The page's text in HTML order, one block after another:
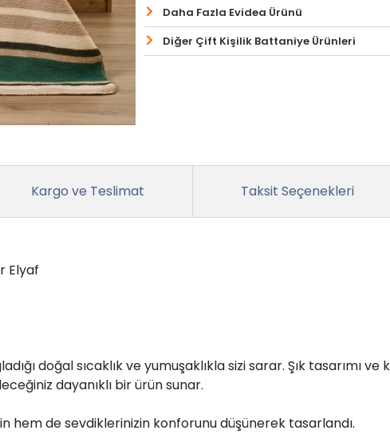
Daha Fazla Evidea Ürünü
Diğer Çift Kişilik Battaniye Ürünleri
Kargo ve Teslimat Taksit Seçenekleri
Elyaf
doğal sıcaklık ve yumuşaklıkla sizi sarar. Şık tasarımı
dayanıklı bir ürün sunar.
hem de sevdiklerinizin konforunu düşünerek tasarlandı.